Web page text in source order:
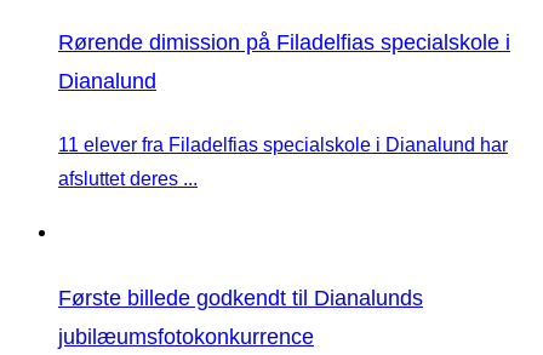
Rørende dimission på Filadelfias specialskole i
Dianalund
11 elever fra Filadelfias specialskole i Dianalund har
afsluttet deres ...
Første billede godkendt til Dianalunds
jubilæumsfotokonkurrence